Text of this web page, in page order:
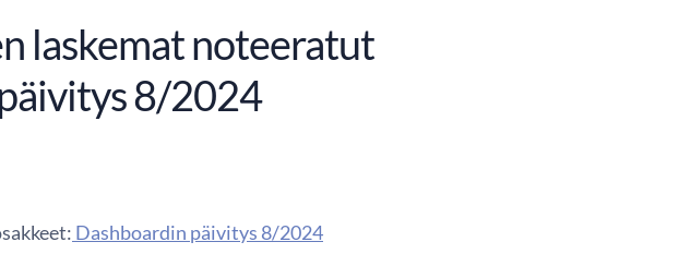
laskemat noteeratut
8/2024
Dashboardin päivitys 8/2024